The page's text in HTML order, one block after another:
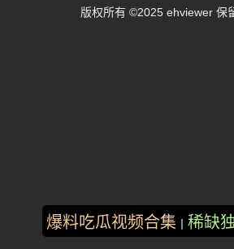
爆料吃瓜视频合集 稀缺
版权所有 ©2025 ehviewer 保